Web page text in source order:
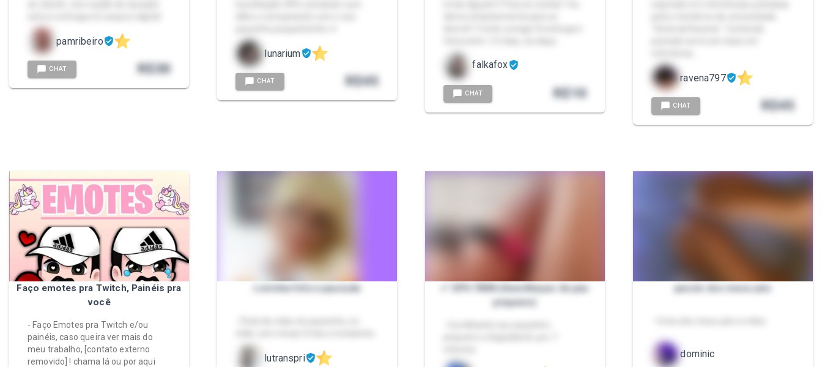
pamribeiro
CHAT R$30
lunarium
CHAT R$45
falkafox
CHAT R$10
ravena797
CHAT R$45
Faço emotes pra Twitch, Painéis pra
você
- Faço Emotes pra Twitch e/ou
painéis, caso queira ver mais do
meu trabalho, [contato externo
removido] ! chama lá ou por aqui
Loirinha fofa e pauzuda
lutranspri
✅ SPH 7MIN (Humilhaçao de pau
pequeno)
paczin dos meus pés
dominic